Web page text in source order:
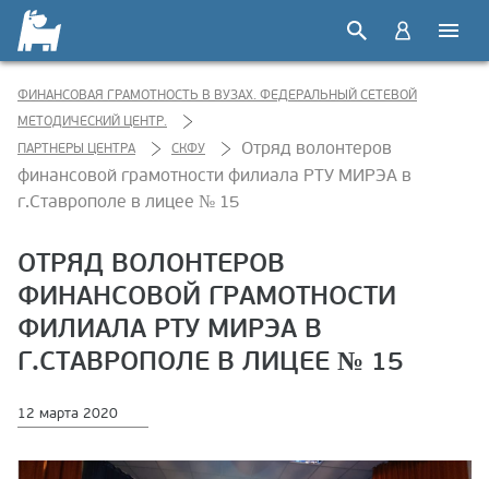
ФИНАНСОВАЯ ГРАМОТНОСТЬ В ВУЗАХ. ФЕДЕРАЛЬНЫЙ СЕТЕВОЙ
МЕТОДИЧЕСКИЙ ЦЕНТР.
ПАРТНЕРЫ ЦЕНТРА
СКФУ
Отряд волонтеров
финансовой грамотности филиала РТУ МИРЭА в
г.Ставрополе в лицее № 15
ОТРЯД ВОЛОНТЕРОВ
ФИНАНСОВОЙ ГРАМОТНОСТИ
ФИЛИАЛА РТУ МИРЭА В
Г.СТАВРОПОЛЕ В ЛИЦЕЕ № 15
12 марта 2020